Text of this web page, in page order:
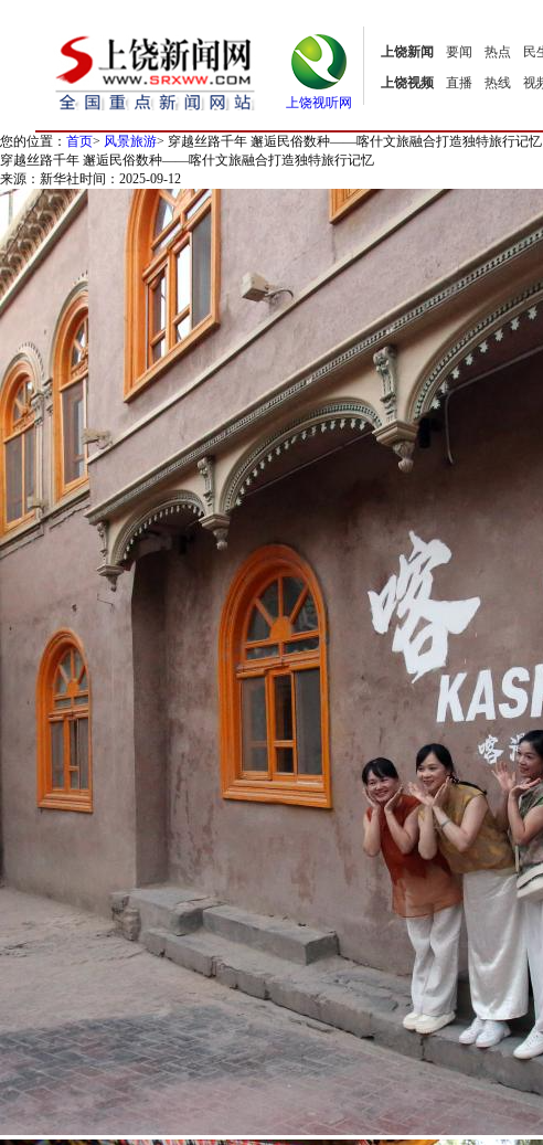
上饶视听网
上饶新闻 要闻 热点
民
上饶视频
直播 热线 视
您的位置： 首页> 风景旅游> 穿越丝路千年 邂逅民俗数种——喀什文旅融合打造独特旅行记忆
穿越丝路千年 邂逅民俗数种——喀什文旅融合打造独特旅行记忆
来源：新华社时间：2025-09-12